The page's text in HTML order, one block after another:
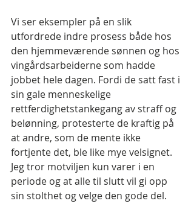
Vi ser eksempler på en slik
utfordrede indre prosess både hos
den hjemmeværende sønnen og hos
vingårdsarbeiderne som hadde
jobbet hele dagen. Fordi de satt fast i
sin gale menneskelige
rettferdighetstankegang av straff og
belønning, protesterte de kraftig på
at andre, som de mente ikke
fortjente det, ble like mye velsignet.
Jeg tror motviljen kun varer i en
periode og at alle til slutt vil gi opp
sin stolthet og velge den gode del.